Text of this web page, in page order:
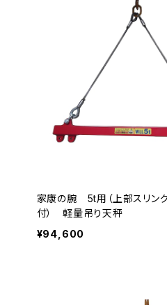
家康の腕 5t用（上部スリング
付） 軽量吊り天秤
¥94,600